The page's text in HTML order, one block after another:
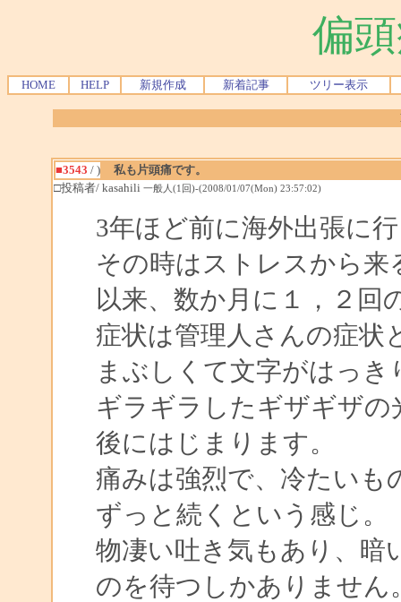
偏
HOME HELP 新規作成 新着記事 ツリー表示
■3543 / )
私も片頭痛です。
□投稿者/ kasahili 一般人(1回)-(2008/01/07(Mon) 23:57:02)
3年ほど前に海外出張に
その時はストレスから
以来、数か月に１，２回
症状は管理人さんの症状
まぶしくて文字がはっ
ギラギラしたギザギザの
後にはじまります。
痛みは強烈で、冷たいも
ずっと続くという感じ。
物凄い吐き気もあり、暗
のを待つしかありません